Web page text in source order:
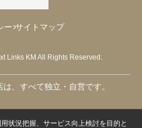
ー サイトマップ
Links KM All Rights Reserved.
、すべて独立・自営です。
状況把握、サービス向上検討を目的と